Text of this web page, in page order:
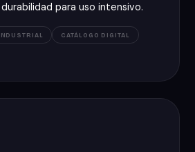
para uso intensivo.
CATÁLOGO DIGITAL